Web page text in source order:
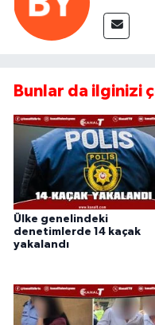
Bunlar da ilginizi
Ülke genelindeki
denetimlerde 14 kaçak
yakalandı